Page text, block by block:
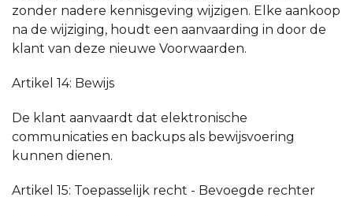
zonder nadere kennisgeving wijzigen. Elke aankoop
na de wijziging, houdt een aanvaarding in door de
klant van deze nieuwe Voorwaarden.
Artikel 14: Bewijs
De klant aanvaardt dat elektronische
communicaties en backups als bewijsvoering
kunnen dienen.
Artikel 15: Toepasselijk recht - Bevoegde rechter